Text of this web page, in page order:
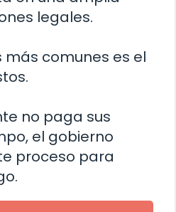
legales.
más comunes es el
no paga sus
el gobierno
proceso para